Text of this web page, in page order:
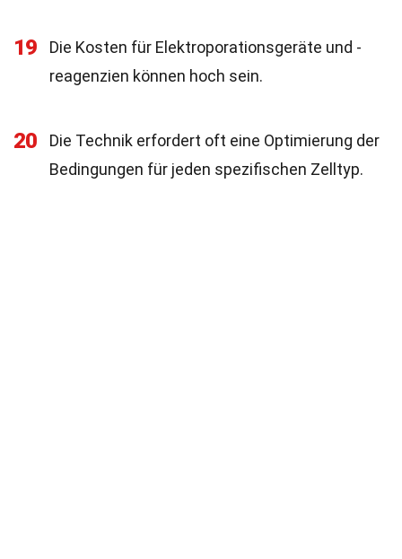
19
Die Kosten für Elektroporationsgeräte und -
reagenzien können hoch sein.
20
Die Technik erfordert oft eine Optimierung der
Bedingungen für jeden spezifischen Zelltyp.